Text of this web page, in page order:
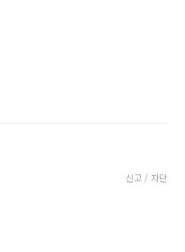
신고 / 차단